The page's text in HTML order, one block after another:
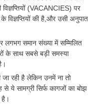
(VACANCIES) पर
की है,और उसी अनुपात
लगभग समान संख्या में सम्मिलित
के साथ सबसे बड़ी समस्या
जा रही है लेकिन उनमें ना तो
ये सामग्री सिर्फ कागजों का बोझ
है।